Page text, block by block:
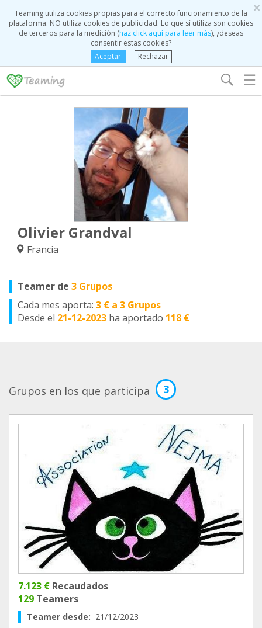
×
Teaming utiliza cookies propias para el correcto funcionamiento de la
plataforma. NO utiliza cookies de publicidad. Lo que sí utiliza son cookies
de terceros para la medición (haz click aquí para leer más), ¿deseas
consentir estas cookies?
Aceptar
Rechazar
☰
Olivier Grandval
Francia
Teamer de 3 Grupos
Cada mes aporta: 3 € a 3 Grupos
Desde el 21-12-2023 ha aportado 118 €
Grupos en los que participa 3
7.123 € Recaudados
129 Teamers
Teamer desde: 21/12/2023